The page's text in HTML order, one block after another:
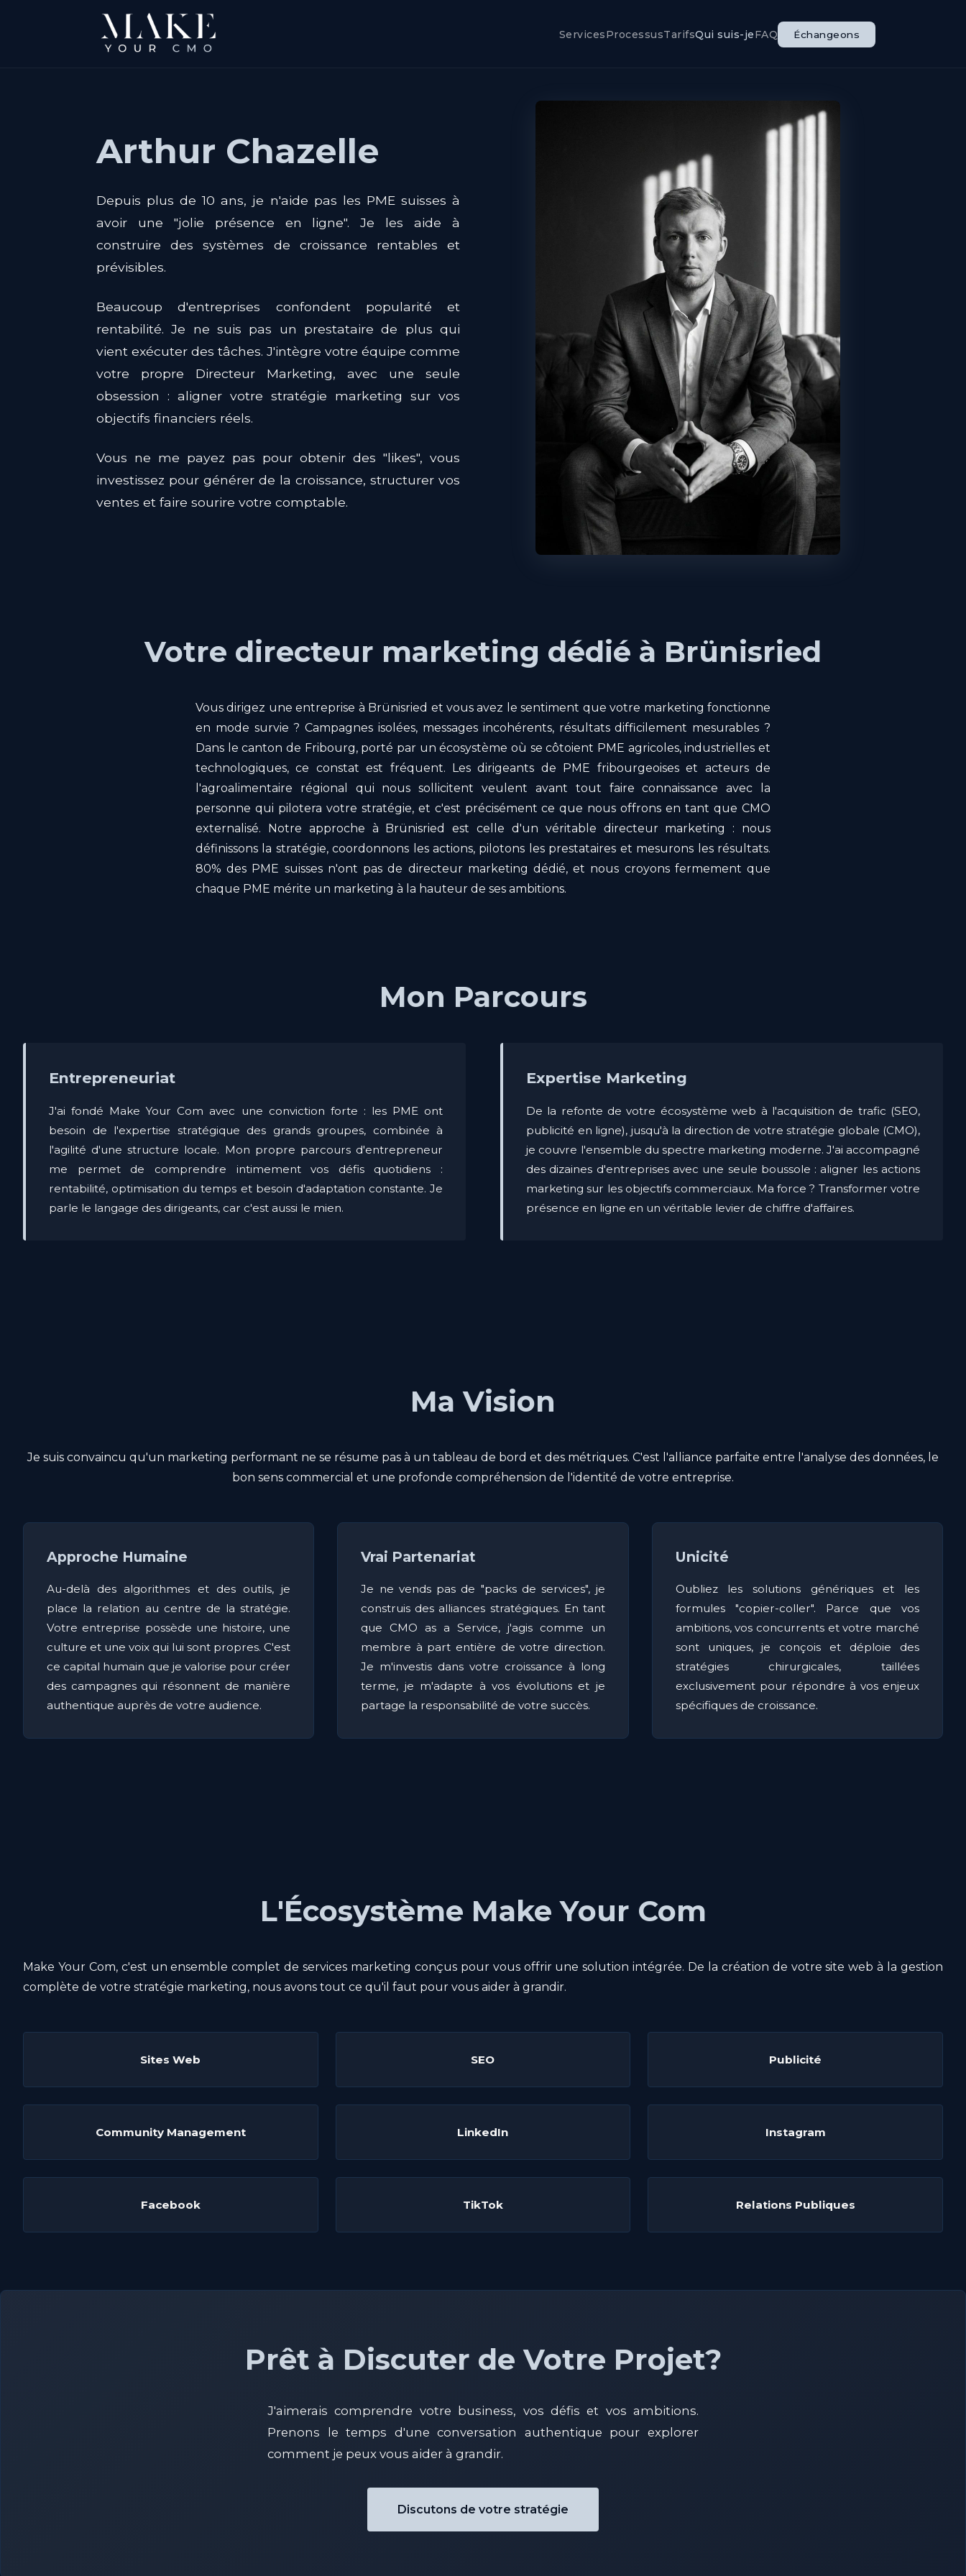
ServicesProcessusTarifsQui suis-jeFAQ Échangeons
Arthur Chazelle
Depuis plus de 10 ans, je n'aide pas les PME suisses à
avoir une "jolie présence en ligne". Je les aide à
construire des systèmes de croissance rentables et
prévisibles.
Beaucoup d'entreprises confondent popularité et
rentabilité. Je ne suis pas un prestataire de plus qui
vient exécuter des tâches. J'intègre votre équipe comme
votre propre Directeur Marketing, avec une seule
obsession : aligner votre stratégie marketing sur vos
objectifs financiers réels.
Vous ne me payez pas pour obtenir des "likes", vous
investissez pour générer de la croissance, structurer vos
ventes et faire sourire votre comptable.
Votre directeur marketing dédié à Brünisried
Vous dirigez une entreprise à Brünisried et vous avez le sentiment que votre marketing fonctionne
en mode survie ? Campagnes isolées, messages incohérents, résultats difficilement mesurables ?
Dans le canton de Fribourg, porté par un écosystème où se côtoient PME agricoles, industrielles et
technologiques, ce constat est fréquent. Les dirigeants de PME fribourgeoises et acteurs de
l'agroalimentaire régional qui nous sollicitent veulent avant tout faire connaissance avec la
personne qui pilotera votre stratégie, et c'est précisément ce que nous offrons en tant que CMO
externalisé. Notre approche à Brünisried est celle d'un véritable directeur marketing : nous
définissons la stratégie, coordonnons les actions, pilotons les prestataires et mesurons les résultats.
80% des PME suisses n'ont pas de directeur marketing dédié, et nous croyons fermement que
chaque PME mérite un marketing à la hauteur de ses ambitions.
Mon Parcours
Entrepreneuriat
J'ai fondé Make Your Com avec une conviction forte : les PME ont
besoin de l'expertise stratégique des grands groupes, combinée à
l'agilité d'une structure locale. Mon propre parcours d'entrepreneur
me permet de comprendre intimement vos défis quotidiens :
rentabilité, optimisation du temps et besoin d'adaptation constante. Je
parle le langage des dirigeants, car c'est aussi le mien.
Expertise Marketing
De la refonte de votre écosystème web à l'acquisition de trafic (SEO,
publicité en ligne), jusqu'à la direction de votre stratégie globale (CMO),
je couvre l'ensemble du spectre marketing moderne. J'ai accompagné
des dizaines d'entreprises avec une seule boussole : aligner les actions
marketing sur les objectifs commerciaux. Ma force ? Transformer votre
présence en ligne en un véritable levier de chiffre d'affaires.
Ma Vision
Je suis convaincu qu'un marketing performant ne se résume pas à un tableau de bord et des métriques. C'est l'alliance parfaite entre l'analyse des données, le
bon sens commercial et une profonde compréhension de l'identité de votre entreprise.
Approche Humaine
Au-delà des algorithmes et des outils, je
place la relation au centre de la stratégie.
Votre entreprise possède une histoire, une
culture et une voix qui lui sont propres. C'est
ce capital humain que je valorise pour créer
des campagnes qui résonnent de manière
authentique auprès de votre audience.
Vrai Partenariat
Je ne vends pas de "packs de services", je
construis des alliances stratégiques. En tant
que CMO as a Service, j'agis comme un
membre à part entière de votre direction.
Je m'investis dans votre croissance à long
terme, je m'adapte à vos évolutions et je
partage la responsabilité de votre succès.
Unicité
Oubliez les solutions génériques et les
formules "copier-coller". Parce que vos
ambitions, vos concurrents et votre marché
sont uniques, je conçois et déploie des
stratégies chirurgicales, taillées
exclusivement pour répondre à vos enjeux
spécifiques de croissance.
L'Écosystème Make Your Com
Make Your Com, c'est un ensemble complet de services marketing conçus pour vous offrir une solution intégrée. De la création de votre site web à la gestion
complète de votre stratégie marketing, nous avons tout ce qu'il faut pour vous aider à grandir.
Sites Web SEO Publicité
Community Management LinkedIn Instagram
Facebook TikTok Relations Publiques
Prêt à Discuter de Votre Projet?
J'aimerais comprendre votre business, vos défis et vos ambitions.
Prenons le temps d'une conversation authentique pour explorer
comment je peux vous aider à grandir.
Discutons de votre stratégie